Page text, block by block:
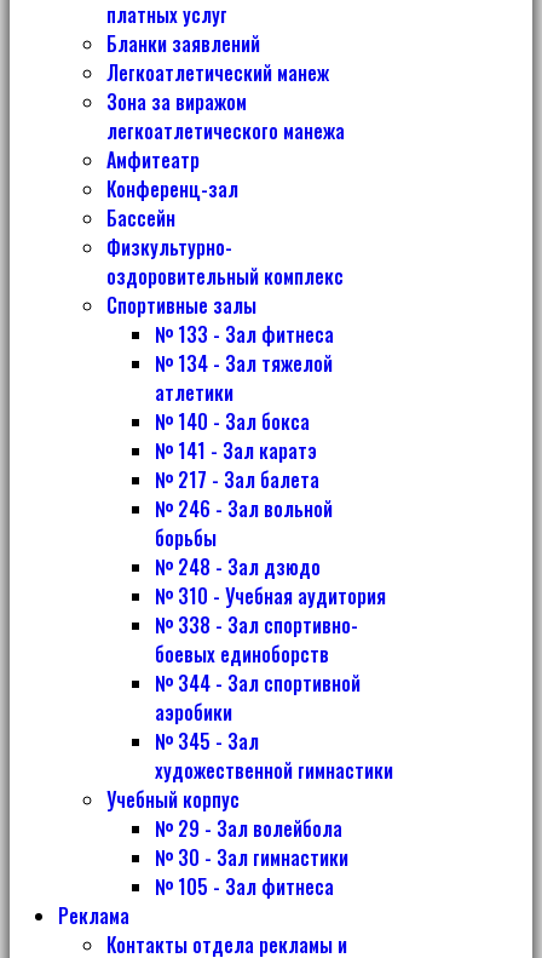
платных услуг
Бланки заявлений
Легкоатлетический манеж
Зона за виражом
легкоатлетического манежа
Амфитеатр
Конференц-зал
Бассейн
Физкультурно-
оздоровительный комплекс
Спортивные залы
№ 133 - Зал фитнеса
№ 134 - Зал тяжелой
атлетики
№ 140 - Зал бокса
№ 141 - Зал каратэ
№ 217 - Зал балета
№ 246 - Зал вольной
борьбы
№ 248 - Зал дзюдо
№ 310 - Учебная аудитория
№ 338 - Зал спортивно-
боевых единоборств
№ 344 - Зал спортивной
аэробики
№ 345 - Зал
художественной гимнастики
Учебный корпус
№ 29 - Зал волейбола
№ 30 - Зал гимнастики
№ 105 - Зал фитнеса
Реклама
Контакты отдела рекламы и